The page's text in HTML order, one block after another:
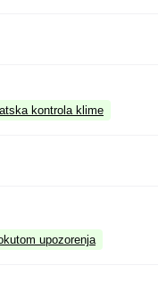
kontrola klime
upozorenja